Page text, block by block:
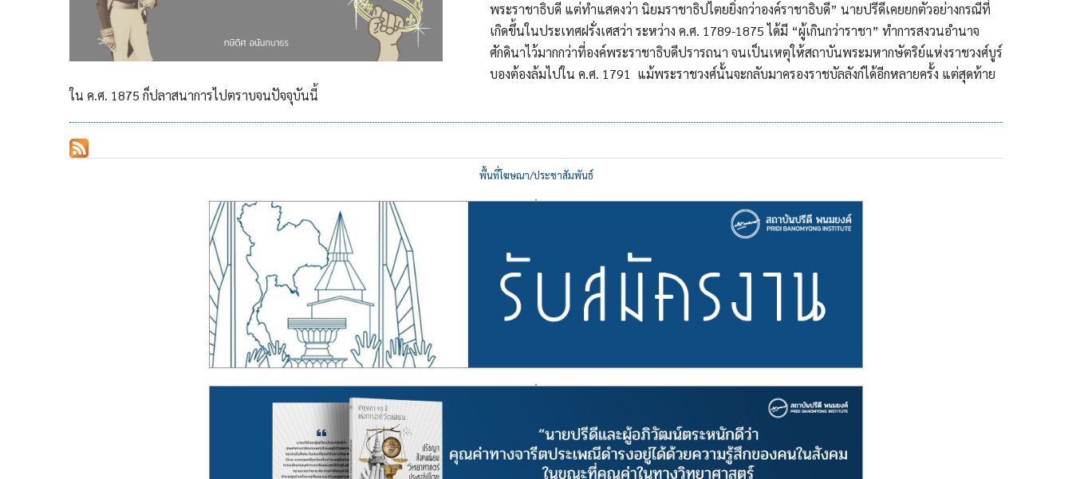
พระราชาธิบดี แต่ทำแสดงว่า นิยมราชาธิปไตยยิ่งกว่าองค์ราชาธิบดี” นายปรีดีเคยยกตัวอย่างกรณีที่
เกิดขึ้นในประเทศฝรั่งเศสว่า ระหว่าง ค.ศ. 1789-1875 ได้มี “ผู้เกินกว่าราชา” ทำการสงวนอำนาจ
ศักดินาไว้มากกว่าที่องค์พระราชาธิบดีปรารถนา จนเป็นเหตุให้สถาบันพระมหากษัตริย์แห่งราชวงศ์บูร์
บองต้องล้มไปใน ค.ศ. 1791 แม้พระราชวงศ์นั้นจะกลับมาครองราชบัลลังก์ได้อีกหลายครั้ง แต่สุดท้าย
ใน ค.ศ. 1875 ก็ปลาสนาการไปตราบจนปัจจุบันนี้
พื้นที่โฆษณา/ประชาสัมพันธ์